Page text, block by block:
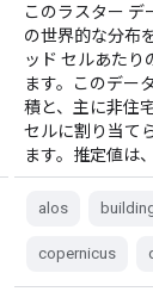
このラスター デ
の世界的な分布
ッド セルあたり
ます。このデー
積と、主に非住
セルに割り当て
ます。推定値は
alos
copernicus